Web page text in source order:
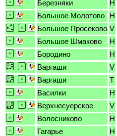
Березняки
H
Большое Молотово
H
Большое Просеково V
Большое Шмаково
H
Бородино
H
Варгаши
V
Варгаши
T
Василки
H
Верхнесуерское
V
Волосниково
H
Гагарье
H